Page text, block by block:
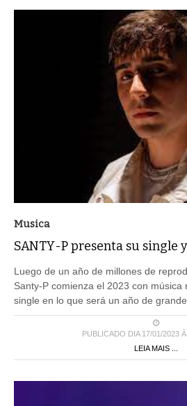
Musica
SANTY-P presenta su single
Luego de un año de millones de
Santy-P comienza el 2023 con música
single en lo que será un año de
PUBLICADO DIA 17/01/2023
LEIA MAIS ...